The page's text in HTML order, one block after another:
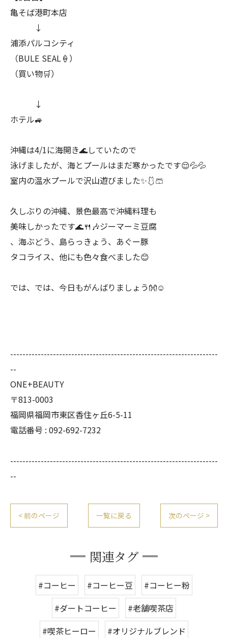
亀そば港町本店
↓
浦添パルコシティ
（BULE SEAL🍦）
（買い物🛒）
↓
ホテル🚙
沖縄は4/1に海開き🌊していたので
泳げましたが、海とプールはまだ寒かったです😌💦💦
室内の温水プールで沢山遊びました✨🩱🩳
久しぶりの沖縄、景色最高で沖縄料理も
美味しかったです🌊🍴🎶ジーマーミ豆腐
、海ぶどう、島らっきょう、あぐー豚
タコライス、他にも色々食べました😊
では、では、今日もがんばりましょう👐☺️
--------------------------------------------------------------------
--
ONE+BEAUTY
〒813-0003
福岡県福岡市東区香住ヶ丘6-5-11
電話番号 : 092-692-7232
--------------------------------------------------------------------
--
< 前のページ 一覧に戻る 次のページ >
関連タグ
#コーヒー #コーヒー豆
#コーヒー粉
#ダートコーヒー
#老舗喫茶店
#喫茶ヒーロー
#オリジナルブレンド